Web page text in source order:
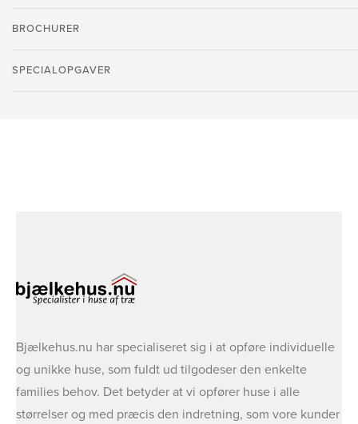
BROCHURER
SPECIALOPGAVER
Bjælkehus.nu har specialiseret sig i at opføre individuelle
og unikke huse, som fuldt ud tilgodeser den enkelte
families behov. ​Det betyder at vi opfører huse i alle
størrelser og med præcis den indretning, som vore kunder